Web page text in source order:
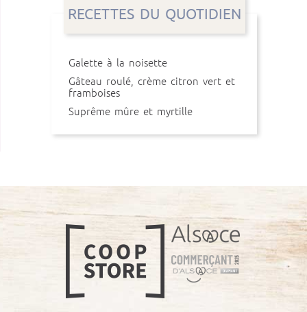
RECETTES DU QUOTIDIEN
Galette à la noisette
Gâteau roulé, crème citron vert et
framboises
Suprême mûre et myrtille